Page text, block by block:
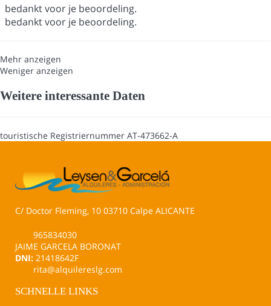
bedankt voor je beoordeling.
bedankt voor je beoordeling.
Mehr anzeigen
Weniger anzeigen
Weitere interessante Daten
touristische Registriernummer AT-473662-A
C/ Doctor Fleming, 10 03710 Calpe ALICANTE
965834030
JAIME GARCELA BORONAT
DNI: 21418642F
rita@alquilereslg.com
SCHNELLE LINKS